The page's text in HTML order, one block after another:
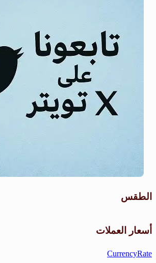
الطقس
أسعار العملات
CurrencyRate